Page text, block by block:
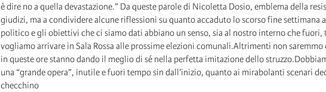
è dire no a quella devastazione.” Da queste parole di Nicoletta Dosio, emblema della
giudizi, ma a condividere alcune riflessioni su quanto accaduto lo scorso fine
politico e gli obiettivi che ci siamo dati abbiano un senso, sia al nostro interno che
vogliamo arrivare in Sala Rossa alle prossime elezioni comunali.Altrimenti non
in queste ore stanno dando il meglio di sé nella perfetta imitazione dello
una “grande opera”, inutile e fuori tempo sin dall’inizio, quanto ai mirabolanti scenari
checchino